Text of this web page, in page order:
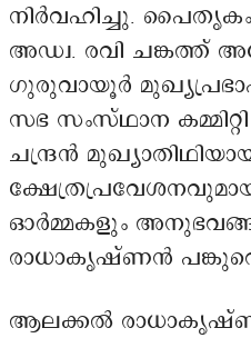
നിർവഹിച്ചു. പൈതൃകം
അഡ്വ. രവി ചങ്കത്ത്
ഗുരുവായൂർ
സഭ സംസ്ഥാന
ചന്ദ്രൻ
ഓർമ്മകളും
രാധാകൃഷ്ണൻ
ആലക്കൽ